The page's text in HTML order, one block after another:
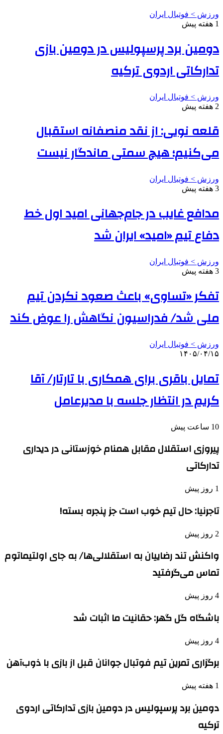
ورزش > فوتبال ایران
1 هفته پیش
دومین برد پرسپولیس در دومین بازی
تدارکاتی اردوی ترکیه
ورزش > فوتبال ایران
2 هفته پیش
قلعه نویی: از نقد منصفانه استقبال
می‌کنیم؛ هیچ سمتی ماندگار نیست
ورزش > فوتبال ایران
3 هفته پیش
مدافع غایب در جام‌جهانی امید اول خط
دفاع تیم «امید» ایران شد
ورزش > فوتبال ایران
3 هفته پیش
تفکر «تساوی» باعث صعود نکردن تیم
ملی شد/ فدراسیون نگاهش را عوض کند
ورزش > فوتبال ایران
۱۴۰۵/۰۴/۱۵
تمایل باقری برای همکاری با تارتار/ آقا
کریم در انتظار جلسه با مدیرعامل
10 ساعت پیش
پیروزی استقلال مقابل همنام خوزستانی در دیداری
تدارکاتی
1 روز پیش
تاجرنیا: حال تیم خوب است جز پنجره بسته!
2 روز پیش
واکنش تند رضاییان به استقلالی‌ها/ به جای اولتیماتوم
تماس می‌گرفتید
4 روز پیش
باشگاه گل گهر: حقانیت ما اثبات شد
4 روز پیش
برگزاری تمرین تیم فوتبال جوانان قبل از بازی با ذوب‌آهن
1 هفته پیش
دومین برد پرسپولیس در دومین بازی تدارکاتی اردوی
ترکیه